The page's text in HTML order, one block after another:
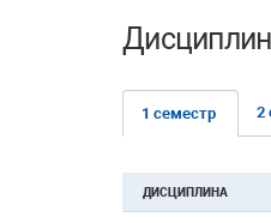
1 семестр 2
ДИСЦИПЛИНА